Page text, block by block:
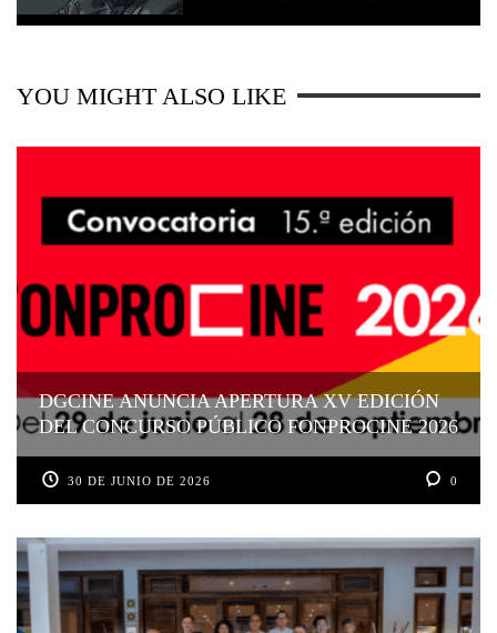
YOU MIGHT ALSO LIKE
DGCINE ANUNCIA APERTURA XV EDICIÓN
DEL CONCURSO PÚBLICO FONPROCINE 2026
30 DE JUNIO DE 2026 0